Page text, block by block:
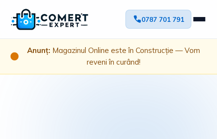
0787 701 791
Anunț: Magazinul Online este în Construcție — Vom
reveni în curând!